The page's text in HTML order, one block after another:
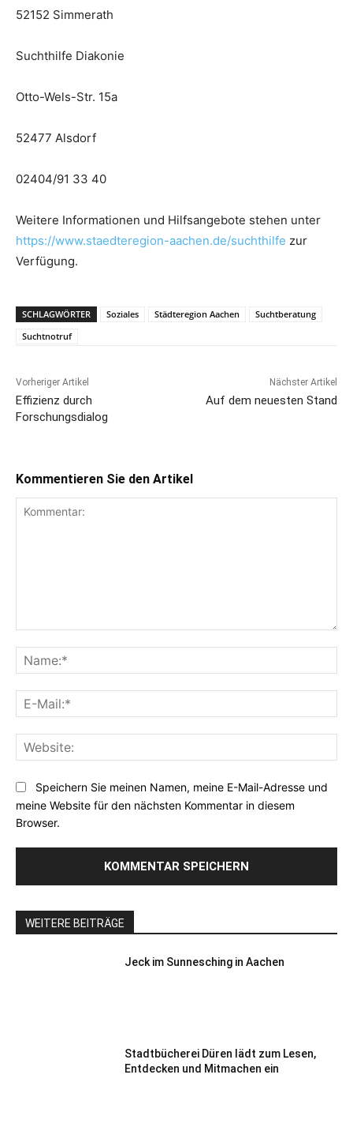
52152 Simmerath
Suchthilfe Diakonie
Otto-Wels-Str. 15a
52477 Alsdorf
02404/91 33 40
Weitere Informationen und Hilfsangebote stehen unter
https://www.staedteregion-aachen.de/suchthilfe zur
Verfügung.
SCHLAGWÖRTER Soziales Städteregion Aachen
Suchtberatung
Suchtnotruf
Vorheriger Artikel
Effizienz durch
Forschungsdialog
Nächster Artikel
Auf dem neuesten Stand
Kommentieren Sie den Artikel
Speichern Sie meinen Namen, meine E-Mail-Adresse und
meine Website für den nächsten Kommentar in diesem
Browser.
WEITERE BEITRÄGE
Jeck im Sunnesching in Aachen
Stadtbücherei Düren lädt zum Lesen,
Entdecken und Mitmachen ein